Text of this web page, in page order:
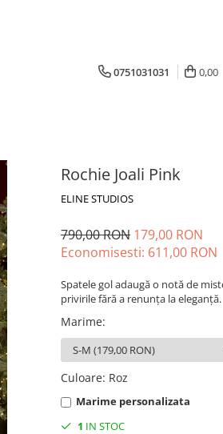
0751031031 0,00
Rochie Joali Pink
ELINE STUDIOS
790,00 RON 179,00 RON
Economisesti: 611,00 RON
Spatele gol adaugă o notă de
privirile fără a renunța la eleganță.
Marime:
Culoare: Roz
Marime personalizata
1 IN STOC